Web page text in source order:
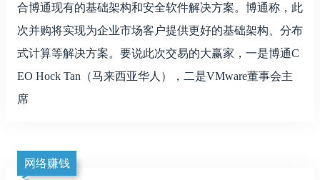
合博通现有的基础架构和安全软件解决方案。博通称，此
次并购将实现为企业市场客户提供更好的基础架构、分布
式计算等解决方案。要说此次交易的大赢家，一是博通C
EO Hock Tan（马来西亚华人），二是VMware董事会主
席
网络赚钱